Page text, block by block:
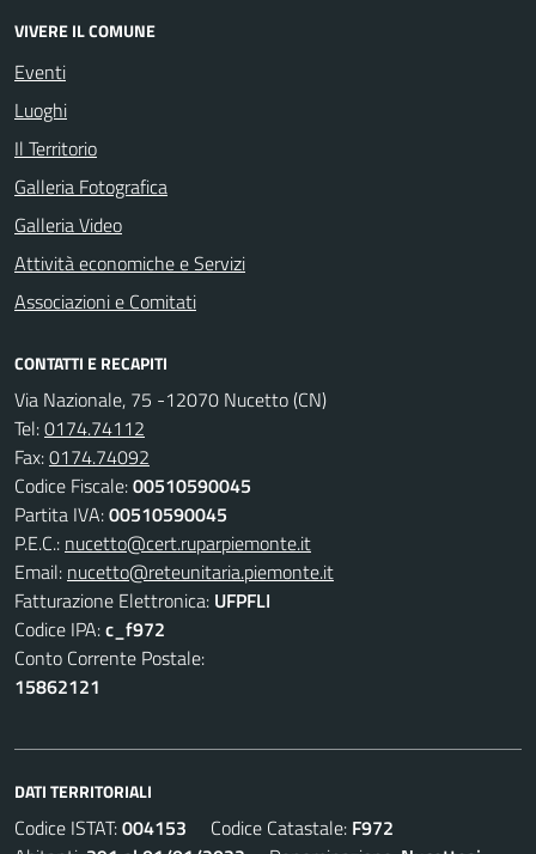
VIVERE IL COMUNE
Eventi
Luoghi
Il Territorio
Galleria Fotografica
Galleria Video
Attività economiche e Servizi
Associazioni e Comitati
CONTATTI E RECAPITI
Via Nazionale, 75 -12070 Nucetto (CN)
Tel:0174.74112
Fax:0174.74092
Codice Fiscale:00510590045
Partita IVA:00510590045
P.E.C.: nucetto@cert.ruparpiemonte.it
Email: nucetto@reteunitaria.piemonte.it
Fatturazione Elettronica: UFPFLI
Codice IPA:c_f972
Conto Corrente Postale:
15862121
DATI TERRITORIALI
Codice ISTAT:004153 Codice Catastale: F972